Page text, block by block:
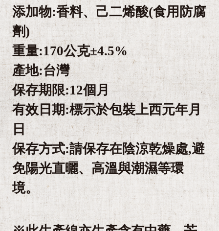
添加物:香料、己二烯酸(食用防腐
劑)
重量:170公克±4.5%
產地:台灣
保存期限:12個月
有效日期:標示於包裝上西元年月
日
保存方式:請保存在陰涼乾燥處,避
免陽光直曬、高溫與潮濕等環
境。